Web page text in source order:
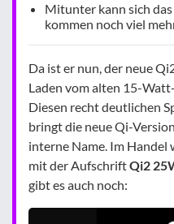
Mitunter kann sich
kommen noch viel
Da ist er nun, der neue
Laden vom alten 15-
Diesen recht deutlichen
bringt die neue Qi-
interne Name. Im Handel
mit der AufschriftQi2
gibt es auch noch: